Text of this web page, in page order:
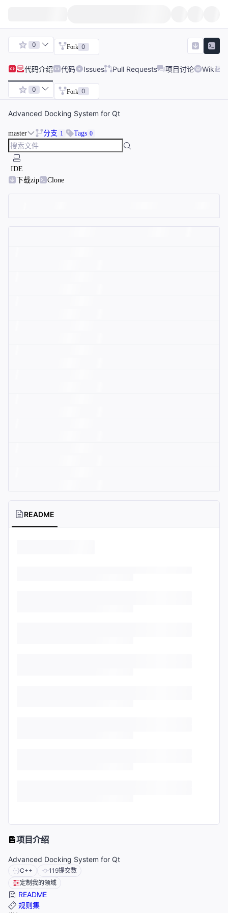
0 Fork 0
代码介绍 代码 Issues Pull Requests 项目讨论 Wiki
0 Fork 0
Advanced Docking System for Qt
master 分支 1 Tags 0
IDE
下载zip
Clone
README
项目介绍
Advanced Docking System for Qt
C++ 119提交数
定制我的领域
README
规则集